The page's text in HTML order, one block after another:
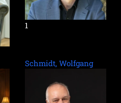
1
Schmidt, Wolfgang